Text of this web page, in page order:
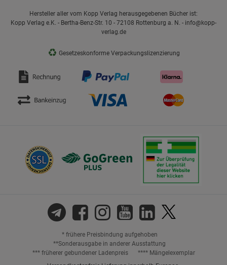
Hersteller aller vom Kopp Verlag herausgegebenen Bücher ist:
Kopp Verlag e.K. - Bertha-Benz-Str. 10 - 72108 Rottenburg a. N. - info@kopp-
verlag.de
♻ Gesetzeskonforme Verpackungslizenzierung
* frühere Preisbindung aufgehoben
**Sonderausgabe in anderer Ausstattung
*** früherer gebundener Ladenpreis
**** Mängelexemplar